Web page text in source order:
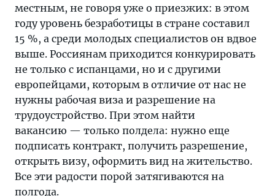
местным, не говоря уже о приезжих: в этом
году уровень безработицы в стране составил
15 %, а среди молодых специалистов он вдвое
выше. Россиянам приходится конкурировать
не только с испанцами, но и с другими
европейцами, которым в отличие от нас не
нужны рабочая виза и разрешение на
трудоустройство. При этом найти
вакансию — только полдела: нужно еще
подписать контракт, получить разрешение,
открыть визу, оформить вид на жительство.
Все эти радости порой затягиваются на
полгода.